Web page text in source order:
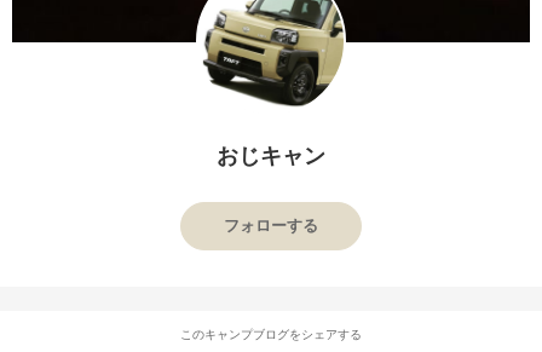
おじキャン
フォローする
このキャンプブログをシェアする